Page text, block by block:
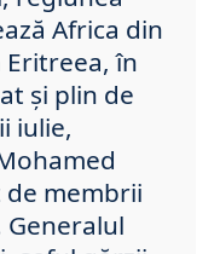
Africa din
Eritreea, în
și plin de
iulie,
membrii